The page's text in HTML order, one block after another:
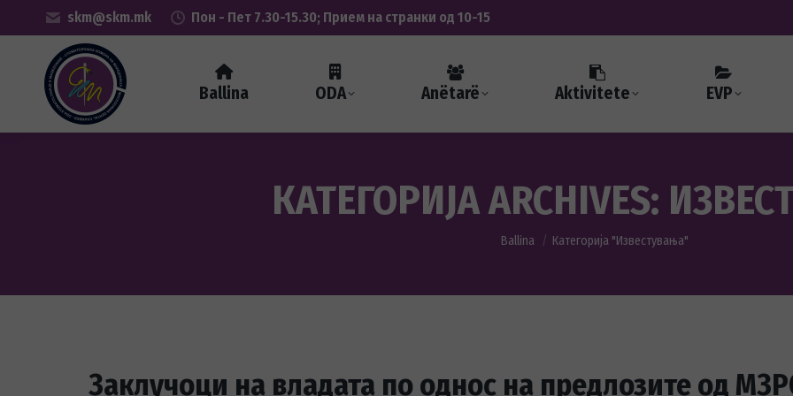
skm@skm.mk Пон - Пет 7.30-15.30; Прием на странки од 10-15
Ballina ODA Anëtarë Aktivitete EVP
КАТЕГОРИЈА ARCHIVES:
You are here:
Ballina Категорија "Известувања"
Заклучоци на владата по однос на предлозите од